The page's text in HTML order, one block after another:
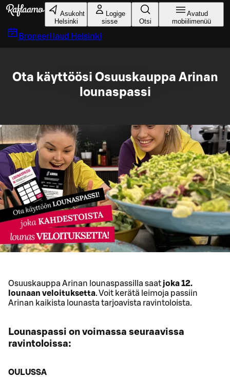
Liigu peamise sisu juurde
Asukoht
Helsinki
Logige
sisse
Otsi
Avatud
mobiilimenüü
Broneeri laud Helsinki
Ota käyttöösi Osuuskauppa Arinan
lounaspassi
Osuuskauppa Arinan lounaspassilla saat joka 12.
lounaan veloituksetta. Voit kerätä leimoja passiin
Arinan kaikista lounasta tarjoavista ravintoloista.
Lounaspassi on voimassa seuraavissa
ravintoloissa:
OULUSSA